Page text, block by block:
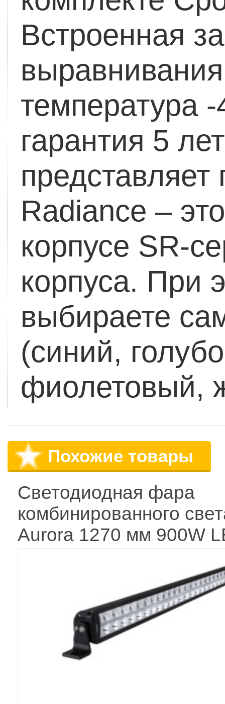
Встроенная
температура
гарантия 5 лет
Radiance –
корпусе SR-
корпуса. При
выбираете
(синий,
фиолетовый,
Похожие товары
Светодиодная фара
комбинированного
Aurora 1270 мм 900W